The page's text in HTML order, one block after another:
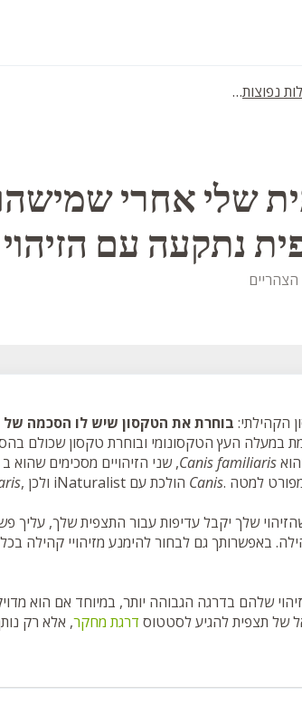
- זיהויים
שלי אחרי
נתקעה עם
הקהילתי:
במעלה העץ הטקסונומי ובוחרת טקסון שכולם
Canis familiaris
Canis
שלך יקבל עדיפות עבור התצפית שלך, עליך
באפשרותך גם לבחור להימנע מזיהויי קהילה
שלהם בדרגה הגבוהה יותר, במיוחד אם הוא
של תצפית להגיע לסטטוס דרגת מחקר, אלא רק